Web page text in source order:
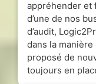
appréhender et
d’une de nos
d’audit,
dans la
proposé de
toujours en